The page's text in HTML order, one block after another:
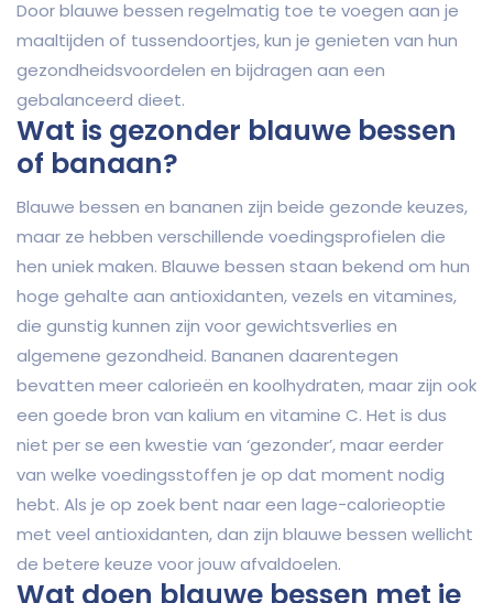
Door blauwe bessen regelmatig toe te voegen aan je
maaltijden of tussendoortjes, kun je genieten van hun
gezondheidsvoordelen en bijdragen aan een
gebalanceerd dieet.
Wat is gezonder blauwe bessen
of banaan?
Blauwe bessen en bananen zijn beide gezonde keuzes,
maar ze hebben verschillende voedingsprofielen die
hen uniek maken. Blauwe bessen staan bekend om hun
hoge gehalte aan antioxidanten, vezels en vitamines,
die gunstig kunnen zijn voor gewichtsverlies en
algemene gezondheid. Bananen daarentegen
bevatten meer calorieën en koolhydraten, maar zijn ook
een goede bron van kalium en vitamine C. Het is dus
niet per se een kwestie van ‘gezonder’, maar eerder
van welke voedingsstoffen je op dat moment nodig
hebt. Als je op zoek bent naar een lage-calorieoptie
met veel antioxidanten, dan zijn blauwe bessen wellicht
de betere keuze voor jouw afvaldoelen.
Wat doen blauwe bessen met je